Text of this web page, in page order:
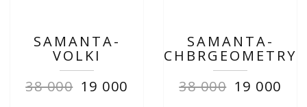
SAMANTA-
VOLKI
38 000 19 000
SAMANTA-
CHBRGEOMETRY
38 000 19 000